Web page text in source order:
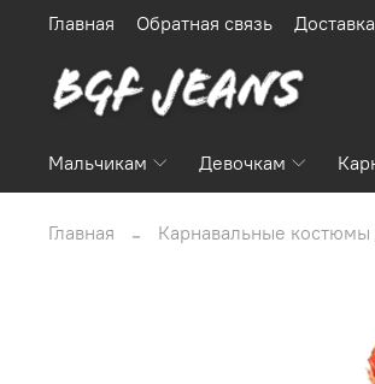
Главная Обратная связь
Мальчикам Девочкам
Главная Карнавальные костюмы